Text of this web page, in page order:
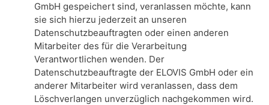
GmbH gespeichert sind, veranlassen möchte, kann
sie sich hierzu jederzeit an unseren
Datenschutzbeauftragten oder einen anderen
Mitarbeiter des für die Verarbeitung
Verantwortlichen wenden. Der
Datenschutzbeauftragte der ELOVIS GmbH oder ein
anderer Mitarbeiter wird veranlassen, dass dem
Löschverlangen unverzüglich nachgekommen wird.